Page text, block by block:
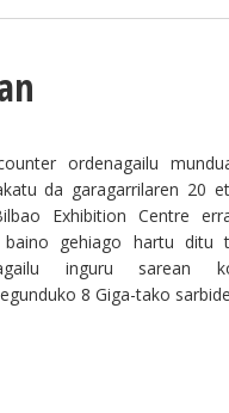
ordenagailu
da garagarrilaren 20
Exhibition Centre
gehiago hartu ditu
inguru sarean
8 Giga-tako